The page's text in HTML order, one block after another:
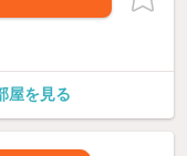
屋を見る